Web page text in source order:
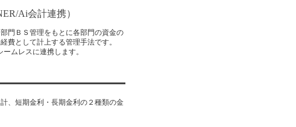
Ai会計連携）
門ＢＳ管理をもとに各部門の資金の
費として計上する管理手法です。
ムレスに連携します。
、短期金利・長期金利の２種類の金